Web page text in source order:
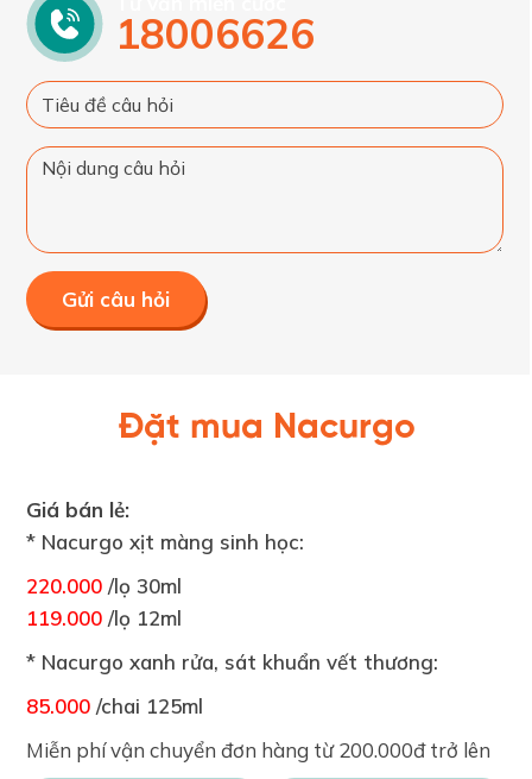
18006626
Gửi câu hỏi
Đặt mua Nacurgo
Giá bán lẻ:
* Nacurgo xịt màng sinh học:
220.000 /lọ 30ml
119.000 /lọ 12ml
* Nacurgo xanh rửa, sát khuẩn vết thương:
85.000 /chai 125ml
Miễn phí vận chuyển đơn hàng từ 200.000đ trở lên